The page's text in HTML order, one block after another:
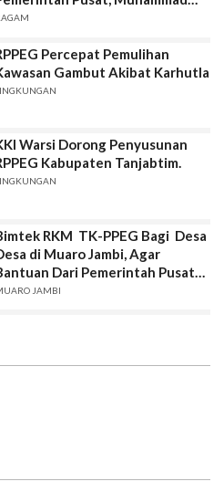
: Jangan Ada
Percepat Pemulihan
Gambut Akibat Karhutla
Warsi Dorong Penyusunan
Kabupaten Tanjabtim.
RKM TK-PPEG Bagi Desa
di Muaro Jambi, Agar
Dari Pemerintah Pusat
Kegiatan Produktif.
JAMBI